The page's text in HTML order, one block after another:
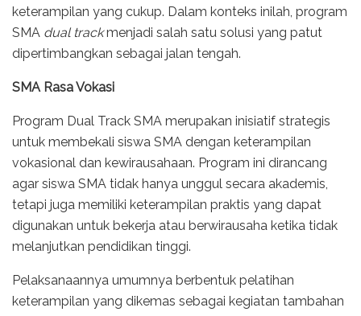
keterampilan yang cukup. Dalam konteks inilah, program
SMA dual trackmenjadi salah satu solusi yang patut
dipertimbangkan sebagai jalan tengah.
SMA Rasa Vokasi
Program Dual Track SMA merupakan inisiatif strategis
untuk membekali siswa SMA dengan keterampilan
vokasional dan kewirausahaan. Program ini dirancang
agar siswa SMA tidak hanya unggul secara akademis,
tetapi juga memiliki keterampilan praktis yang dapat
digunakan untuk bekerja atau berwirausaha ketika tidak
melanjutkan pendidikan tinggi.
Pelaksanaannya umumnya berbentuk pelatihan
keterampilan yang dikemas sebagai kegiatan tambahan